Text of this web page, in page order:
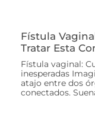
Fístula
Tratar Esta
Fístula vaginal:
inesperadas
atajo entre dos
conectados.